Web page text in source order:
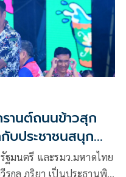
านต์ถนนข้าวสุก
บประชาชนสนุก
มนตรี และรมว.มหาดไทย
กูล ภริยา เป็นประธานพิธี